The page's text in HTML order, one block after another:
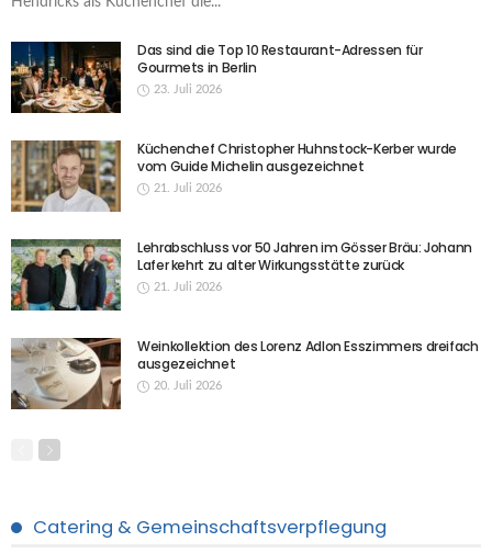
Das sind die Top 10 Restaurant-Adressen für
Gourmets in Berlin
23. Juli 2026
Küchenchef Christopher Huhnstock-Kerber wurde
vom Guide Michelin ausgezeichnet
21. Juli 2026
Lehrabschluss vor 50 Jahren im Gösser Bräu: Johann
Lafer kehrt zu alter Wirkungsstätte zurück
21. Juli 2026
Weinkollektion des Lorenz Adlon Esszimmers dreifach
ausgezeichnet
20. Juli 2026
Catering & Gemeinschaftsverpflegung